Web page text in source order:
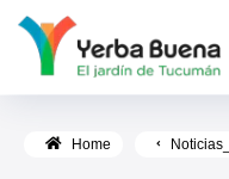
Home Noticias_